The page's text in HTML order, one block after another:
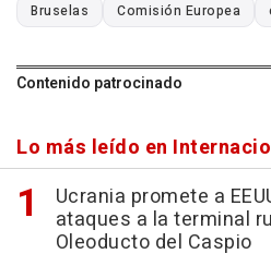
Bruselas Comisión Europea
Contenido patrocinado
Lo más leído en
Ucrania promete a
ataques a la terminal
Oleoducto del Caspio